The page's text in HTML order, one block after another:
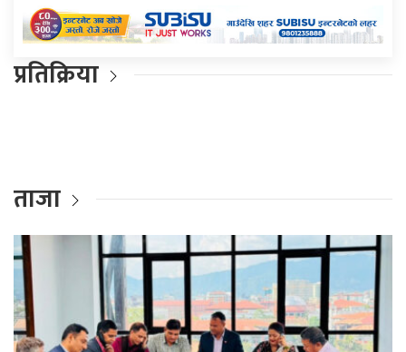
प्रतिक्रिया
ताजा